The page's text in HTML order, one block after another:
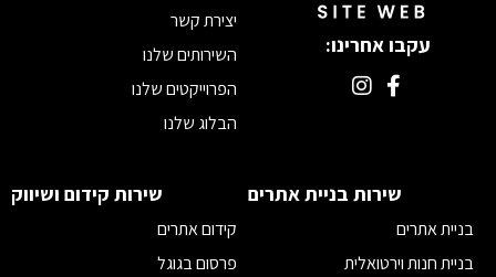
עקבו אחרינו:
יצירת קשר
השירותים שלנו
הפרוייקטים שלנו
הבלוג שלנו
הצהרת נגישות
שירות בניית אתרים
בניית אתרים
בניית חנות וירטואלית
שירות קידום ושיווק
קידום אתרים
פרסום בגוגל